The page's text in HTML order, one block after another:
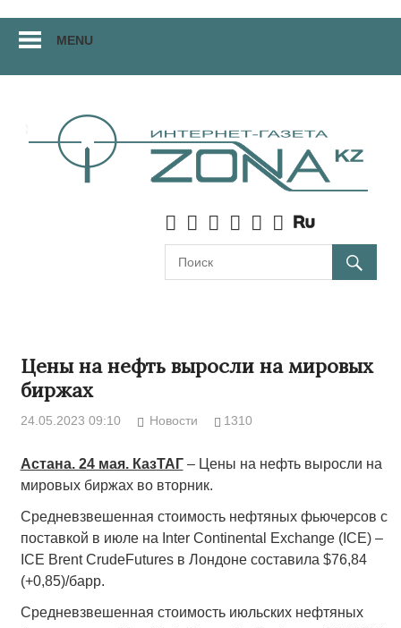
Перейти
материалам
MENU
Цены на нефть выросли на мировых
биржах
24.05.2023 09:10 Новости 1310
Астана. 24 мая. КазТАГ– Цены на нефть выросли на
мировых биржах во вторник.
Средневзвешенная стоимость нефтяных фьючерсов с
поставкой в июле на Inter Continental Exchange (ICE) –
ICE Brent CrudeFutures в Лондоне составила $76,84
(+0,85)/барр.
Средневзвешенная стоимость июльских нефтяных